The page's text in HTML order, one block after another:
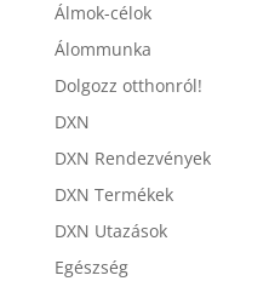
Álmok-célok
Álommunka
Dolgozz otthonról!
DXN
DXN Rendezvények
DXN Termékek
DXN Utazások
Egészség